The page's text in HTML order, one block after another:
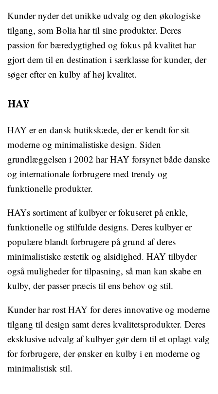
Kunder nyder det unikke udvalg og den økologiske
tilgang, som Bolia har til sine produkter. Deres
passion for bæredygtighed og fokus på kvalitet har
gjort dem til en destination i særklasse for kunder, der
søger efter en kulby af høj kvalitet.
HAY
HAY er en dansk butikskæde, der er kendt for sit
moderne og minimalistiske design. Siden
grundlæggelsen i 2002 har HAY forsynet både danske
og internationale forbrugere med trendy og
funktionelle produkter.
HAYs sortiment af kulbyer er fokuseret på enkle,
funktionelle og stilfulde designs. Deres kulbyer er
populære blandt forbrugere på grund af deres
minimalistiske æstetik og alsidighed. HAY tilbyder
også muligheder for tilpasning, så man kan skabe en
kulby, der passer præcis til ens behov og stil.
Kunder har rost HAY for deres innovative og moderne
tilgang til design samt deres kvalitetsprodukter. Deres
eksklusive udvalg af kulbyer gør dem til et oplagt valg
for forbrugere, der ønsker en kulby i en moderne og
minimalistisk stil.